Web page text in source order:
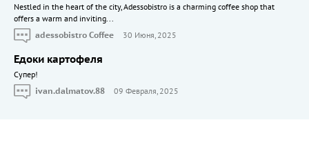
Nestled in the heart of the city, Adessobistro is a charming coffee shop that
offers a warm and inviting...
adessobistro Coffee
30 Июня, 2025
Едоки картофеля
Cупер!
ivan.dalmatov.88
09 Февраля, 2025